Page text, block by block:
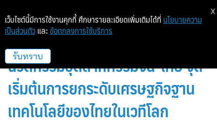
วว. ร่วมเปิดศูนย์ความร่วมมือ
นวัตกรรมอุตสาหกรรมจีน-ไทย จุด
เริ่มต้นการยกระดับเศรษฐกิจฐาน
เทคโนโลยีของไทยในเวทีโลก
เว็บไซต์นี้มีการใช้งานคุกกี้ ศึกษารายละเอียดเพิ่มเติมได้ที่ นโยบายความ
เป็นส่วนตัว และ ข้อตกลงการใช้บริการ
รับทราบ
X